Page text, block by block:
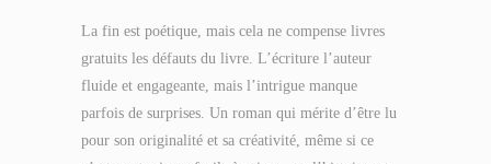
La fin est poétique, mais cela ne compense livres
gratuits les défauts du livre. L’écriture l’auteur
fluide et engageante, mais l’intrigue manque
parfois de surprises. Un roman qui mérite d’être lu
pour son originalité et sa créativité, même si ce